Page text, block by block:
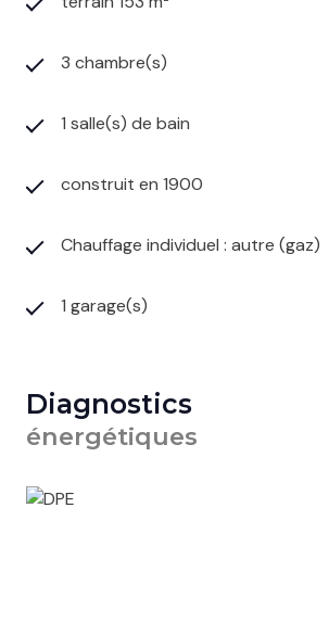
3 chambre(s)
1 salle(s) de bain
construit en 1900
Chauffage individuel : autre (gaz)
1 garage(s)
Diagnostics
énergétiques